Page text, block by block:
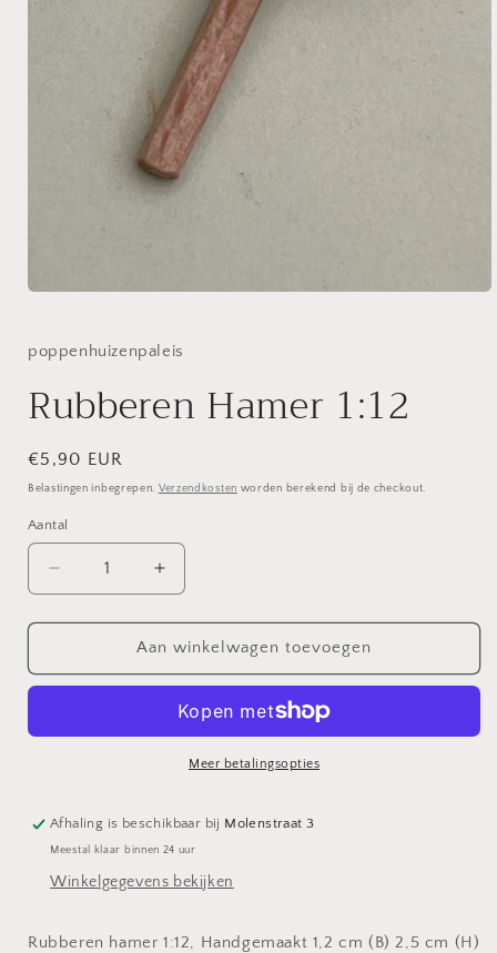
in
modaal
poppenhuizenpaleis
Rubberen Hamer 1:12
Normale
prijs
€5,90 EUR
Belastingen inbegrepen. Verzendkosten worden berekend bij de checkout.
Aantal
Aantal
verlagen
voor
Rubberen
Hamer
Aantal
verhogen
voor
Rubberen
Hamer
Aan winkelwagen toevoegen
Meer betalingsopties
Afhaling is beschikbaar bij Molenstraat 3
Meestal klaar binnen 24 uur
Winkelgegevens bekijken
Rubberen hamer 1:12, Handgemaakt 1,2 cm (B) 2,5 cm (H)